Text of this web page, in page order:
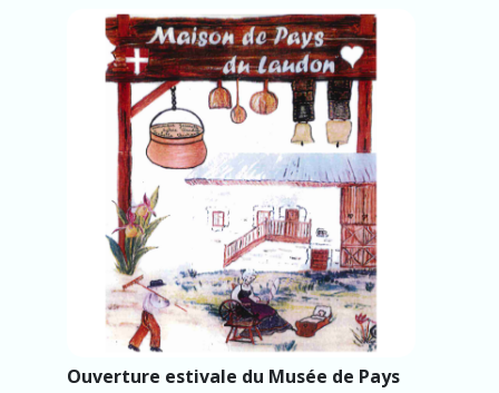
Ouverture estivale du Musée de Pays